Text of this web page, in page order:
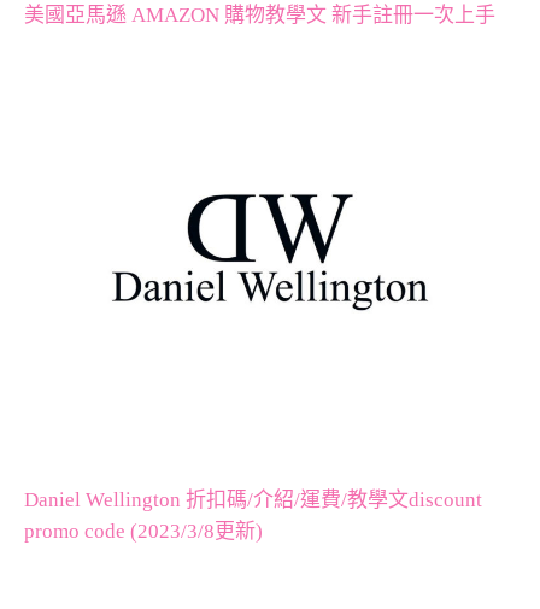
美國亞馬遜 AMAZON 購物教學文 新手註冊一次上手
Daniel Wellington 折扣碼/介紹/運費/教學文discount
promo code (2023/3/8更新)